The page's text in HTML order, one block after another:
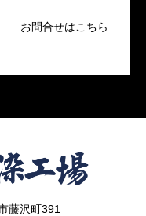
お問合せはこちら
藤沢町391